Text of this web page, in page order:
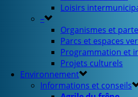
Loisirs
–
Organismes et
Parcs et espaces
Programmation et
Projets culturels
Environnement
Informations et conseils